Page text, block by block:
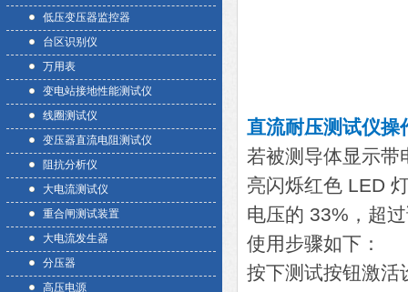
低压变压器监控器
台区识别仪
万用表
变电站接地性能测试仪
线圈测试仪
变压器直流电阻测试仪
阻抗分析仪
大电流测试仪
重合闸测试装置
大电流发生器
分压器
高压电源
直流耐压测试仪操
若被测导体显示带
亮闪烁红色 LED
电压的 33%，超
使用步骤如下：
按下测试按钮激活